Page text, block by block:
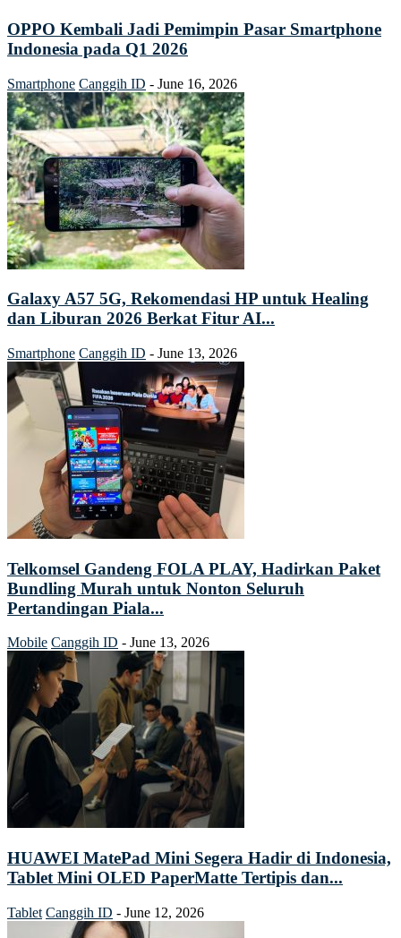
OPPO Kembali Jadi Pemimpin Pasar Smartphone
Indonesia pada Q1 2026
Smartphone Canggih ID - June 16, 2026
Galaxy A57 5G, Rekomendasi HP untuk Healing
dan Liburan 2026 Berkat Fitur AI...
Smartphone Canggih ID - June 13, 2026
Telkomsel Gandeng FOLA PLAY, Hadirkan Paket
Bundling Murah untuk Nonton Seluruh
Pertandingan Piala...
Mobile Canggih ID - June 13, 2026
HUAWEI MatePad Mini Segera Hadir di Indonesia,
Tablet Mini OLED PaperMatte Tertipis dan...
Tablet Canggih ID - June 12, 2026